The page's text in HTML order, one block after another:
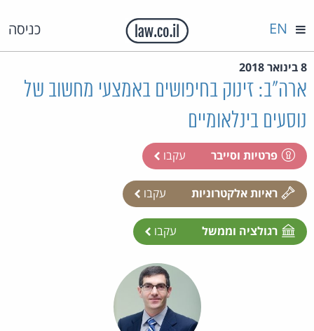
כניסה EN
8 בינואר 2018
ארה"ב: זינוק בחיפושים באמצעי מחשוב של
נוסעים בינלאומיים
פרטיות וסייבר עקבו
ראיות אלקטרוניות עקבו
רגולציה וממשל עקבו